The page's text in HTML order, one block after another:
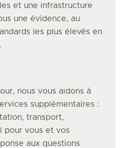
et une infrastructure
une évidence, au
les plus élevés en
nous vous aidons à
supplémentaires :
transport,
pour vous et vos
aux questions